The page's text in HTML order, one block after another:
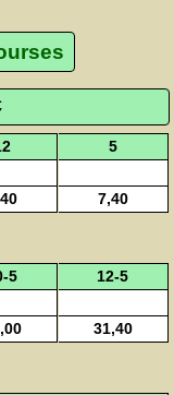
5
7,40
5
12-5
31,40